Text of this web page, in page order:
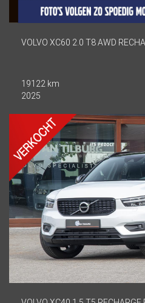
VOLVO XC60 2.0 T8 AWD
19122 km
2025